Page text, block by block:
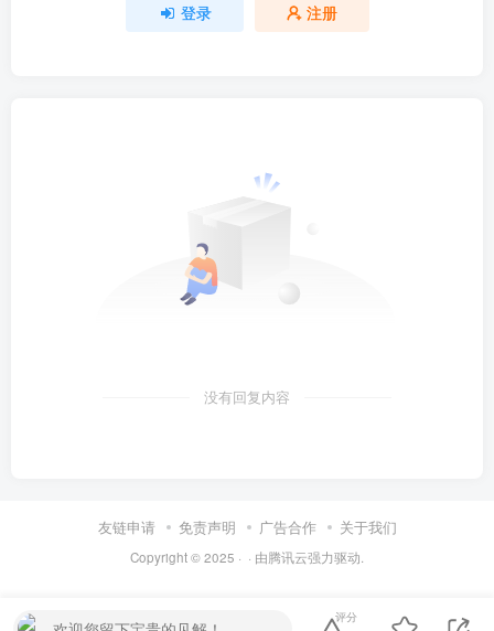
登录 注册
没有回复内容
友链申请 免责声明 广告合作 关于我们
Copyright © 2025 · · 由腾讯云强力驱动.
评分